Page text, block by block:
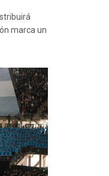
marca un